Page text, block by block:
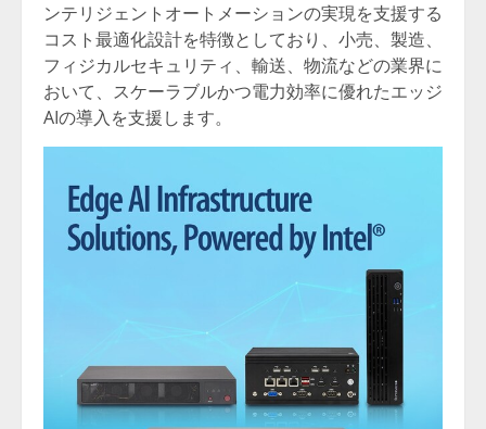
ンテリジェントオートメーションの実現を支援する
コスト最適化設計を特徴としており、小売、製造、
フィジカルセキュリティ、輸送、物流などの業界に
おいて、スケーラブルかつ電力効率に優れたエッジ
AIの導入を支援します。